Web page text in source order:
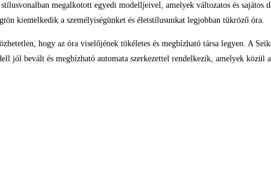
megalkotott egyedi modelljeivel, amelyek változatos és sajátos
kiemelkedik a személyiségünket és életstílusunkat legjobban tükröző óra.
hogy az óra viselőjének tökéletes és megbízható társa legyen. A
jól bevált és megbízható automata szerkezettel rendelkezik, amelyek